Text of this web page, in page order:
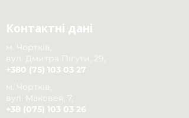
Контактні дані
м. Чортків,
вул. Дмитра Пігути, 29,
+380 (75) 103 03 27
м. Чортків,
вул. Маковея, 7,
+38 (075) 103 03 26